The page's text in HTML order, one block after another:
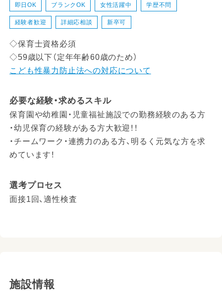
即日OK ブランクOK 女性活躍中 学歴不問
経験者歓迎 詳細応相談 新卒可
◇保育士資格必須
◇59歳以下（定年年齢60歳のため）
こども性暴力防止法への対応について
必要な経験・求めるスキル
保育園や幼稚園・児童福祉施設での勤務経験のある方
・幼児保育の経験がある方大歓迎！！
・チームワーク・連携力のある方、明るく元気な方を求
めています！
選考プロセス
面接1回、適性検査
施設情報